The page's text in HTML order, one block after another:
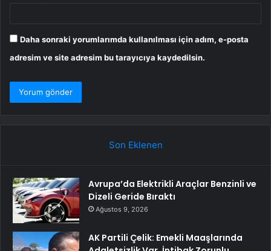
Daha sonraki yorumlarımda kullanılması için adım, e-posta
adresim ve site adresim bu tarayıcıya kaydedilsin.
Son Eklenen
Avrupa’da Elektrikli Araçlar Benzinli ve
Dizeli Geride Bıraktı
Ağustos 9, 2026
AK Partili Çelik: Emekli Maaşlarında